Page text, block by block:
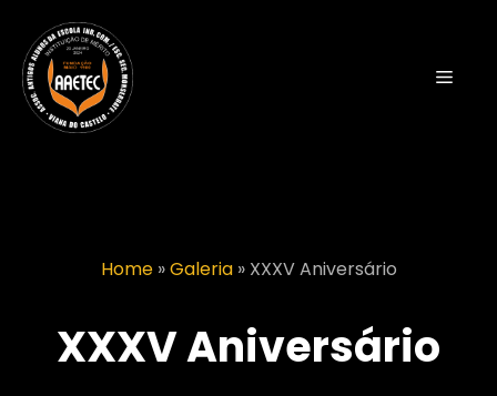
para
conteúdo
Menu
Home»Galeria» XXXV Aniversário
XXXV Aniversário